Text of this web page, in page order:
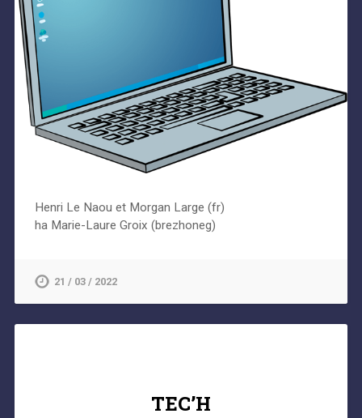
Henri Le Naou et Morgan Large (fr)
ha Marie-Laure Groix (brezhoneg)
21 / 03 / 2022
TEC’H